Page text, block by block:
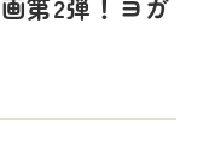
第2弾！ヨガ